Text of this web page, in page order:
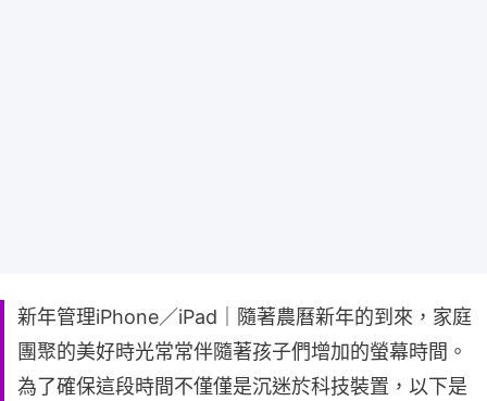
新年管理iPhone／iPad｜隨著農曆新年的到來，家庭
團聚的美好時光常常伴隨著孩子們增加的螢幕時間。
為了確保這段時間不僅僅是沉迷於科技裝置，以下是